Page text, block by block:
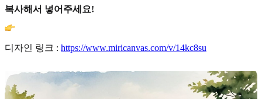
복사해서 넣어주세요!
디자인 링크 : https://www.miricanvas.com/v/14kc8su